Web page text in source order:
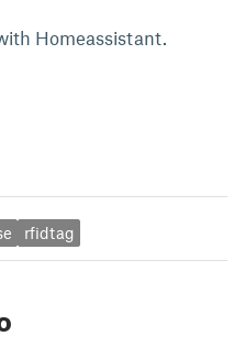
Homeassistant.
rfidtag